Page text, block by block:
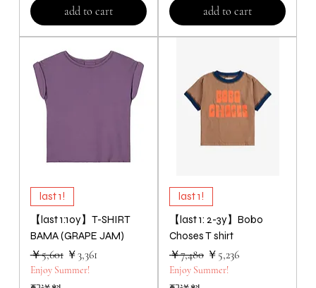
add to cart add to cart
last 1!
【last 1:10y】T-SHIRT
BAMA (GRAPE JAM)
通常価格
￥5,601 セール価格
￥3,361
Enjoy Summer!
last 1!
【last 1: 2-3y】Bobo
Choses T shirt
通常価格
￥7,480 セール価格
￥5,236
Enjoy Summer!